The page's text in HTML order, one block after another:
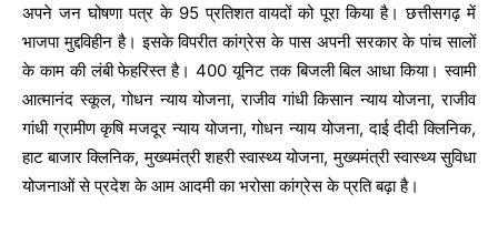
अपने जन घोषणा पत्र के 95 प्रतिशत वायदों को पूरा किया है। छत्तीसगढ़ में
भाजपा मुद्दविहीन है। इसके विपरीत कांग्रेस के पास अपनी सरकार के पांच सालों
के काम की लंबी फेहरिस्त है। 400 यूनिट तक बिजली बिल आधा किया। स्वामी
आत्मानंद स्कूल, गोधन न्याय योजना, राजीव गांधी किसान न्याय योजना, राजीव
गांधी ग्रामीण कृषि मजदूर न्याय योजना, गोधन न्याय योजना, दाई दीदी क्लिनिक,
हाट बाजार क्लिनिक, मुख्यमंत्री शहरी स्वास्थ्य योजना, मुख्यमंत्री स्वास्थ्य सुविधा
योजनाओं से प्रदेश के आम आदमी का भरोसा कांग्रेस के प्रति बढ़ा है।